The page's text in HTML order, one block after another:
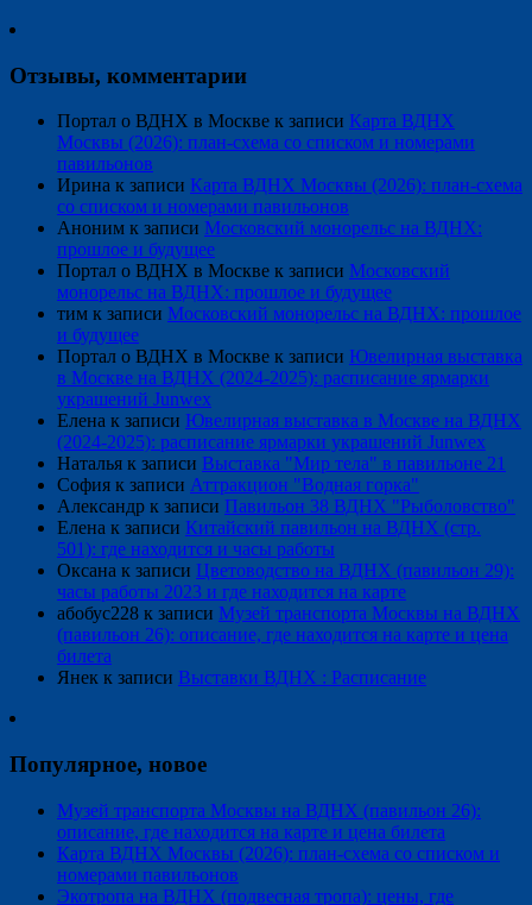
Отзывы, комментарии
Портал о ВДНХ в Москве к записи Карта ВДНХ
Москвы (2026): план-схема со списком и номерами
павильонов
Ирина к записи Карта ВДНХ Москвы (2026): план-схема
со списком и номерами павильонов
Аноним к записи Московский монорельс на ВДНХ:
прошлое и будущее
Портал о ВДНХ в Москве к записи Московский
монорельс на ВДНХ: прошлое и будущее
тим к записи Московский монорельс на ВДНХ: прошлое
и будущее
Портал о ВДНХ в Москве к записи Ювелирная выставка
в Москве на ВДНХ (2024-2025): расписание ярмарки
украшений Junwex
Елена к записи Ювелирная выставка в Москве на ВДНХ
(2024-2025): расписание ярмарки украшений Junwex
Наталья к записи Выставка "Мир тела" в павильоне 21
София к записи Аттракцион "Водная горка"
Александр к записи Павильон 38 ВДНХ "Рыболовство"
Елена к записи Китайский павильон на ВДНХ (стр.
501): где находится и часы работы
Оксана к записи Цветоводство на ВДНХ (павильон 29):
часы работы 2023 и где находится на карте
абобус228 к записи Музей транспорта Москвы на ВДНХ
(павильон 26): описание, где находится на карте и цена
билета
Янек к записи Выставки ВДНХ : Расписание
Популярное, новое
Музей транспорта Москвы на ВДНХ (павильон 26):
описание, где находится на карте и цена билета
Карта ВДНХ Москвы (2026): план-схема со списком и
номерами павильонов
Экотропа на ВДНХ (подвесная тропа): цены, где